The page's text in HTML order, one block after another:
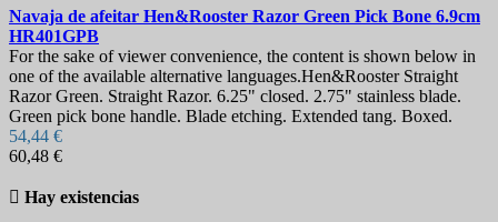
Navaja de afeitar Hen&Rooster Razor Green Pick Bone 6.9cm
HR401GPB
For the sake of viewer convenience, the content is shown below in
one of the available alternative languages.Hen&Rooster Straight
Razor Green. Straight Razor. 6.25" closed. 2.75" stainless blade.
Green pick bone handle. Blade etching. Extended tang. Boxed.
54,44 €
60,48 €
 Hay existencias